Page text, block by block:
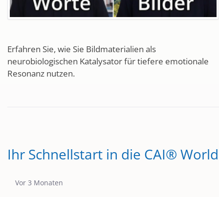
Erfahren Sie, wie Sie Bildmaterialien als
neurobiologischen Katalysator für tiefere emotionale
Resonanz nutzen.
Ihr Schnellstart in die CAI® World
Publikationsdatum
Vor 3 Monaten